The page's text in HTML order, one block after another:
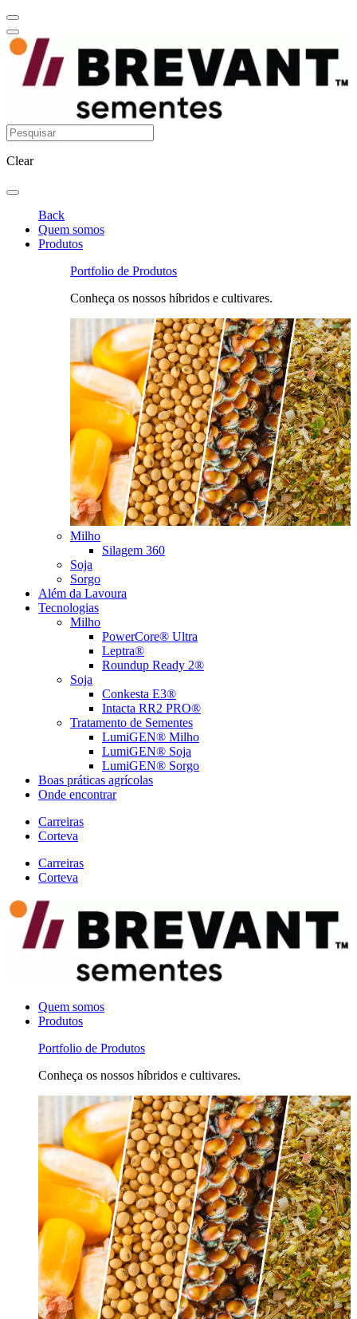
Clear
Back
Quem somos
Produtos
Portfolio de Produtos
Conheça os nossos híbridos e cultivares.
Milho
Silagem 360
Soja
Sorgo
Além da Lavoura
Tecnologias
Milho
PowerCore® Ultra
Leptra®
Roundup Ready 2®
Soja
Conkesta E3®
Intacta RR2 PRO®
Tratamento de Sementes
LumiGEN® Milho
LumiGEN® Soja
LumiGEN® Sorgo
Boas práticas agrícolas
Onde encontrar
Carreiras
Corteva
Carreiras
Corteva
Quem somos
Produtos
Portfolio de Produtos
Conheça os nossos híbridos e cultivares.